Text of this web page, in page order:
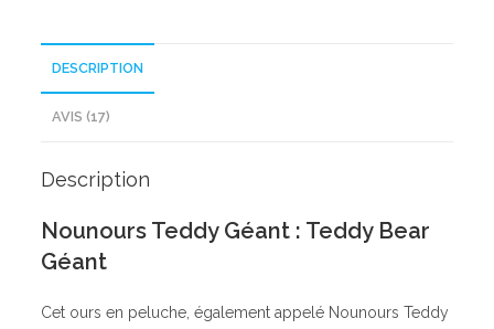
DESCRIPTION
AVIS (17)
Description
Nounours Teddy Géant : Teddy Bear
Géant
Cet ours en peluche, également appelé Nounours Teddy